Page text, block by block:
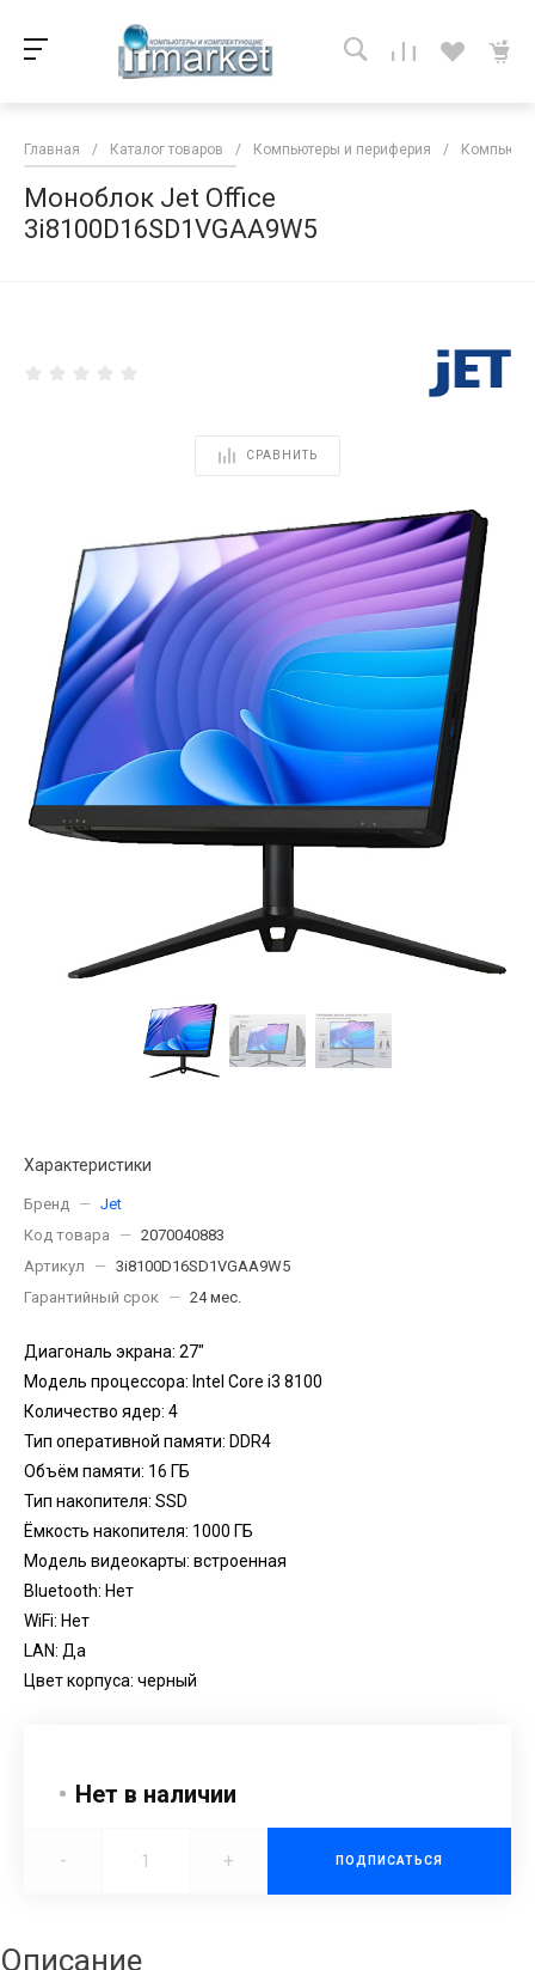
Главная / Каталог товаров / Компьютеры и периферия /
Моноблок Jet Office
3i8100D16SD1VGAA9W5
СРАВНИТЬ
Характеристики
Бренд — Jet
Код товара
— 2070040883
Артикул
— 3i8100D16SD1VGAA9W5
Гарантийный срок
— 24 мес.
Диагональ экрана: 27"
Модель процессора: Intel Core i3 8100
Количество ядер: 4
Тип оперативной памяти: DDR4
Объём памяти: 16 ГБ
Тип накопителя: SSD
Ёмкость накопителя: 1000 ГБ
Модель видеокарты: встроенная
Bluetooth: Нет
WiFi: Нет
LAN: Да
Цвет корпуса: черный
Нет в наличии
- + ПОДПИСАТЬСЯ
Описание